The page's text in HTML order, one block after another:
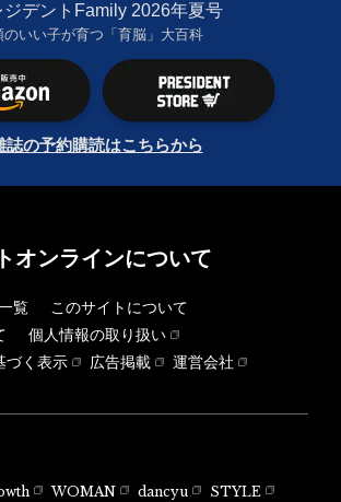
ジデントFamily 2026年夏号
のいい子が育つ「育脳」大百科
誌の予約購読はこちらから
オンラインについて
覧
このサイトについて
個人情報の取り扱い
づく表示
広告掲載
運営会社
WOMAN dancyu
STYLE